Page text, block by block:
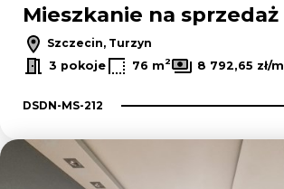
Mieszkanie na sprzedaż
Szczecin, Turzyn
3 pokoje
76 m2 8 792,65 zł/m
DSDN-MS-212